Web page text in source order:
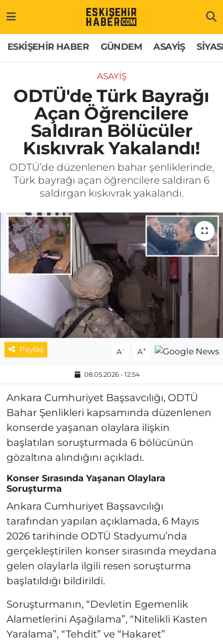
ESKİŞEHİR HABER GÜNDEM ASAYİŞ
ASAYİŞ
ODTÜ'de Türk Bayrağı
Açan Öğrencilere
Saldıran Bölücüler
Kıskıvrak Yakalandı!
ODTÜ’de düzenlenen bahar şenliklerinde,
Türk bayrağı açan öğrencilere saldıran 6
saldırgan kıskıvrak yakalandı.
Paylaş A- A+
08.05.2026 - 12:54
Ankara Cumhuriyet Başsavcılığı, ODTÜ
Bahar Şenlikleri kapsamında düzenlenen
konserde yaşanan olaylara ilişkin
başlatılan soruşturmada 6 bölücünün
gözaltına alındığını açıkladı.
Konser Sırasında Yaşanan Olaylara
Soruşturma
Ankara Cumhuriyet Başsavcılığı
tarafından yapılan açıklamada, 6 Mayıs
2026 tarihinde ODTÜ Stadyumu’nda
gerçekleştirilen konser sırasında meydana
gelen olaylarla ilgili resen soruşturma
başlatıldığı bildirildi.
Soruşturmanın, “Devletin Egemenlik
Alametlerini Aşağılama”, “Nitelikli Kasten
Yaralama”, “Tehdit” ve “Hakaret”
GÜNDEM
ASAYİŞ
SİYASET
EKONOMİ
SAĞLIK
EĞİTİM
SPOR
MAGAZİN
ESKİŞEHİRSPOR
Hakkımızda
İletişim
Künye
Odunpazarı Trafik Yoğunluk Haritası
Süper Lig Puan Durumu ve Fikstür
Tüm Manşetler
Son Dakika Haberleri
Haber Arşivi